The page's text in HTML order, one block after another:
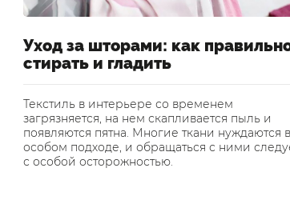
Уход за шторами: как
стирать и гладить
Текстиль в интерьере со временем
загрязняется, на нем скапливается пыль и
появляются пятна. Многие ткани нуждаются в
особом подходе, и обращаться с ними
с особой осторожностью.